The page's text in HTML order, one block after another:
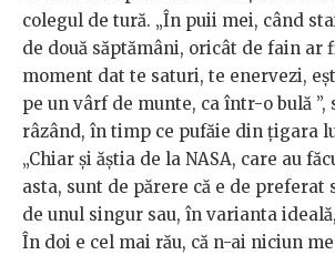
colegul de tură. „În puii mei, când
de două săptămâni, oricât de fain ar
moment dat te saturi, te enervezi,
pe un vârf de munte, ca într-o bulă ”,
râzând, în timp ce pufăie din țigara
„Chiar și ăștia de la NASA, care au
asta, sunt de părere că e de preferat
de unul singur sau, în varianta
În doi e cel mai rău, că n-ai niciun